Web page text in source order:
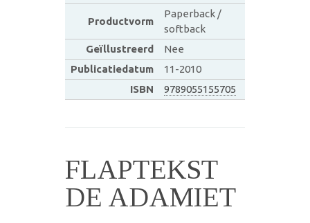
Productvorm
Paperback /
softback
Geïllustreerd
Nee
Publicatiedatum
11-2010
ISBN
9789055155705
FLAPTEKST
DE ADAMIET